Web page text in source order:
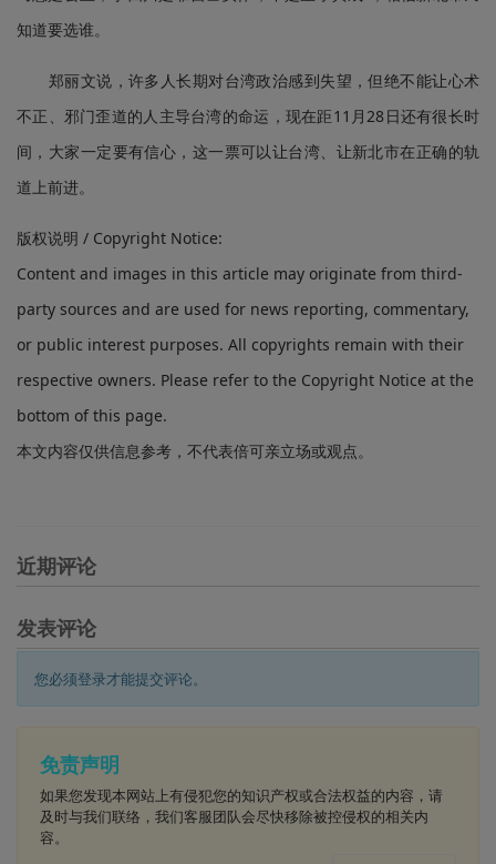
知道要选谁。
郑丽文说，许多人长期对台湾政治感到失望，但绝不能让心术
不正、邪门歪道的人主导台湾的命运，现在距11月28日还有很长时
间，大家一定要有信心，这一票可以让台湾、让新北市在正确的轨
道上前进。
版权说明 / Copyright Notice:
Content and images in this article may originate from third-
party sources and are used for news reporting, commentary,
or public interest purposes. All copyrights remain with their
respective owners. Please refer to the Copyright Notice at the
bottom of this page.
本文内容仅供信息参考，不代表倍可亲立场或观点。
近期评论
发表评论
您必须登录才能提交评论。
免责声明
如果您发现本网站上有侵犯您的知识产权或合法权益的内容，请
及时与我们联络，我们客服团队会尽快移除被控侵权的相关内
容。